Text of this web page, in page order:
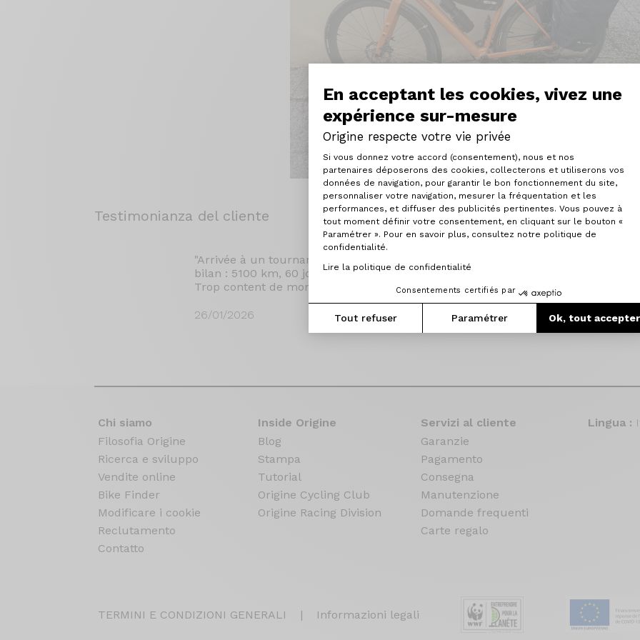
En acceptant les cookies, vivez une
expérience sur-mesure
Origine respecte votre vie privée
Plateforme de Gestion du
Si vous donnez votre accord (consentement), nous et nos
partenaires déposerons des cookies, collecterons et utiliserons vos
données de navigation, pour garantir le bon fonctionnement du site,
personnaliser votre navigation, mesurer la fréquentation et les
performances, et diffuser des publicités pertinentes. Vous pouvez à
tout moment définir votre consentement, en cliquant sur le bouton «
Paramétrer ». Pour en savoir plus, consultez notre politique de
confidentialité.
Lire la politique de confidentialité
Consentements certifiés par
Tout refuser Paramétrer Ok, tout accepter
Axeptio consent
Testimonianza del cliente
"Arrivée à un tournant de ma vie, j'ai décidé de faire "mon" tour de la France à
bilan : 5100 km, 60 jours, 38 départements, 42000 m de D+, quelques pannes
Trop content de mon beau vélo !"
26/01/2026
Chi siamo
Filosofia Origine
Ricerca e sviluppo
Vendite online
Bike Finder
Modificare i cookie
Reclutamento
Contatto
Inside Origine
Blog
Stampa
Tutorial
Origine Cycling Club
Origine Racing Division
Servizi al cliente
Garanzie
Pagamento
Consegna
Manutenzione
Domande frequenti
Carte regalo
Lingua :
TERMINI E CONDIZIONI GENERALI | Informazioni legali